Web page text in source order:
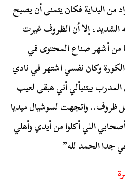
البداية فكان يتمنى أن يصبح
الشديد، إلا أن الظروف غيرت
من أشهر صناع المحتوى في
وكان نفسي اشتهر في نادي
المدرب بيتنبألي أني هبقى لعيب
واتجهت لسوشيال ميديا
اللي أكلوا من أيدي وأهلي
جدا الحمد لله”